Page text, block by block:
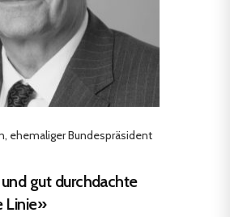
ehemaliger Bundespräsident
gut durchdachte
Linie»